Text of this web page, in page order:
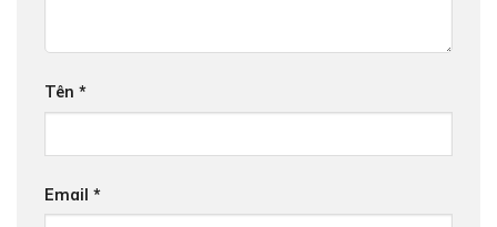
Tên *
Email *